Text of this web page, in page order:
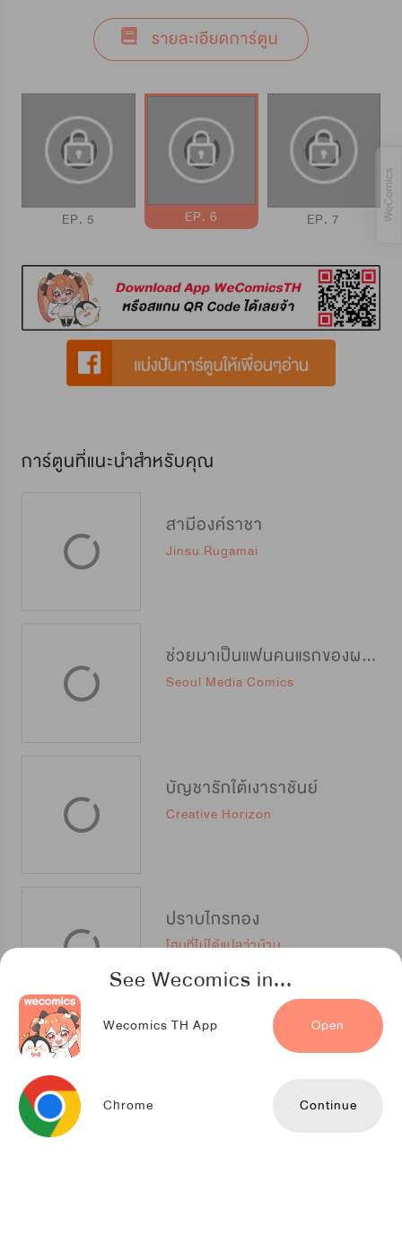
See Wecomics in...
Wecomics TH App Open
Chrome Continue
รายละเอียดการ์ตูน
EP. 5 EP. 6 EP. 7
การ์ตูนที่แนะนำสำหรับคุณ
สามีองค์ราชา
Jinsu Rugamai
ช่วยมาเป็นแฟนคนแรกของผมได้ไหมครับ?
Seoul Media Comics
บัญชารักใต้เงาราชันย์
Creative Horizon
ปราบไกรทอง
โฮมที่ไม่ได้แปลว่าบ้าน
หวนชีวิต เกิดเป็นเซียน